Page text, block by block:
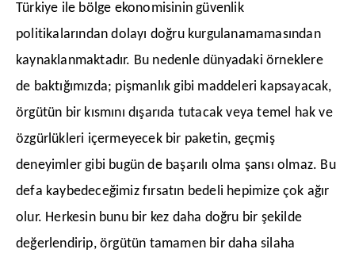
Türkiye ile bölge ekonomisinin güvenlik
politikalarından dolayı doğru kurgulanamamasından
kaynaklanmaktadır. Bu nedenle dünyadaki örneklere
de baktığımızda; pişmanlık gibi maddeleri kapsayacak,
örgütün bir kısmını dışarıda tutacak veya temel hak ve
özgürlükleri içermeyecek bir paketin, geçmiş
deneyimler gibi bugün de başarılı olma şansı olmaz. Bu
defa kaybedeceğimiz fırsatın bedeli hepimize çok ağır
olur. Herkesin bunu bir kez daha doğru bir şekilde
değerlendirip, örgütün tamamen bir daha silaha